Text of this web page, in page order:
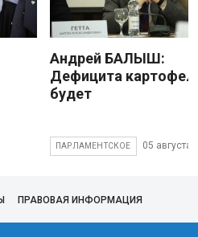
Андрей БАЛЫШ:
Дефицита
будет
ПАРЛАМЕНТСКОЕ 05 августа
ПРАВОВАЯ ИНФОРМАЦИЯ